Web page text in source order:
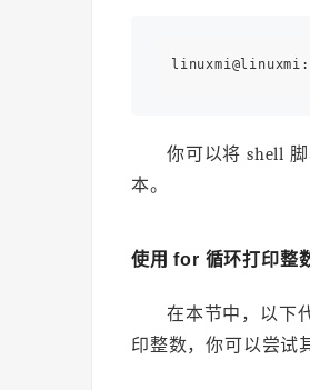
你可以将 shell
本。
使用 for 循环打印整
在本节中，以下
印整数，你可以尝试